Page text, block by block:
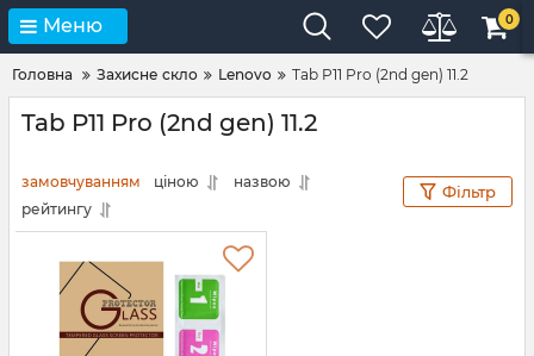
Меню 0
Головна Захисне скло Lenovo Tab P11 Pro (2nd gen) 11.2
Tab P11 Pro (2nd gen) 11.2
замовчуванням ціною
назвою
рейтингу
Фільтр